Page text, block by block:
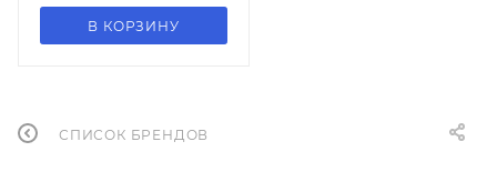
В КОРЗИНУ
СПИСОК БРЕНДОВ